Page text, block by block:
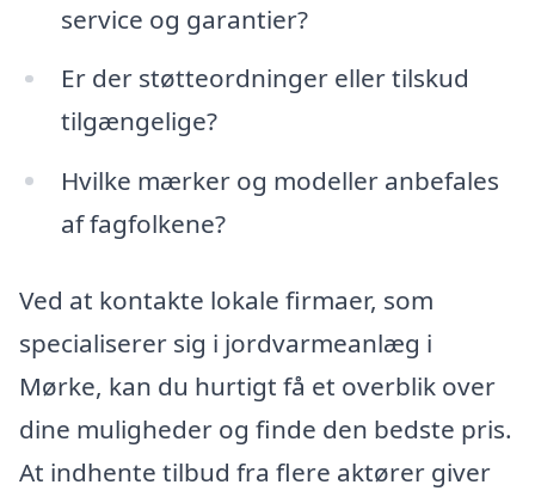
service og garantier?
Er der støtteordninger eller tilskud
tilgængelige?
Hvilke mærker og modeller anbefales
af fagfolkene?
Ved at kontakte lokale firmaer, som
specialiserer sig i jordvarmeanlæg i
Mørke, kan du hurtigt få et overblik over
dine muligheder og finde den bedste pris.
At indhente tilbud fra flere aktører giver